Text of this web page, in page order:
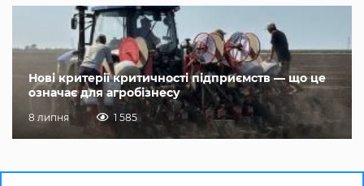
Нові критерії критичності підприємств — що це
означає для агробізнесу
8 липня 1 585